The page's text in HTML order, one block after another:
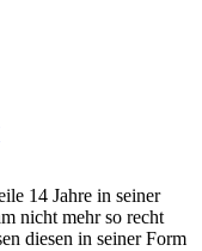
14 Jahre in seiner
nicht mehr so recht
diesen in seiner Form